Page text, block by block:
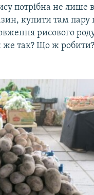
потрібна не лише
купити там пару
рисового
же так? Що ж робити?